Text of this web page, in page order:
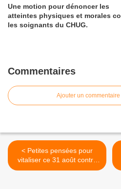
Une motion pour dénoncer les
atteintes physiques et morales
les soignants du CHUG.
Commentaires
Ajouter un commentaire
< Petites pensées pour
vitaliser ce 31 août contre
l'Obonovirus !